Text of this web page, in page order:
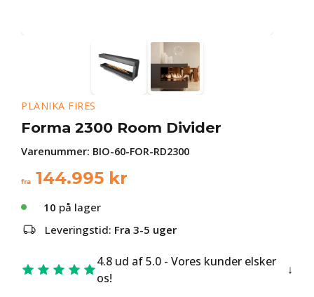
PLANIKA FIRES
Forma 2300 Room Divider
Varenummer: BIO-60-FOR-RD2300
fra 144.995 kr
10 på lager
Leveringstid: Fra 3-5 uger
4.8 ud af 5.0 - Vores kunder elsker
os!